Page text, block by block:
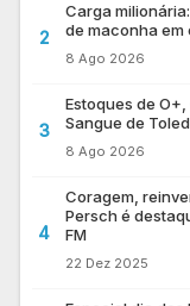
2
Carga
de maconha em
8 Ago 2026
3
Estoques de
Sangue de
8 Ago 2026
4
Coragem,
Persch é
FM
22 Dez 2025